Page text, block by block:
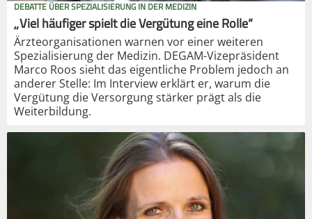
DEBATTE ÜBER SPEZIALISIERUNG IN DER MEDIZIN
„Viel häufiger spielt die Vergütung eine Rolle“
Ärzteorganisationen warnen vor einer weiteren
Spezialisierung der Medizin. DEGAM-Vizepräsident
Marco Roos sieht das eigentliche Problem jedoch an
anderer Stelle: Im Interview erklärt er, warum die
Vergütung die Versorgung stärker prägt als die
Weiterbildung.